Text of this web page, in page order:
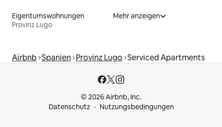
Eigentumswohnungen
Provinz Lugo
Mehr anzeigen
Airbnb Spanien Provinz Lugo Serviced Apartments
© 2026 Airbnb, Inc.
Datenschutz
Nutzungsbedingungen